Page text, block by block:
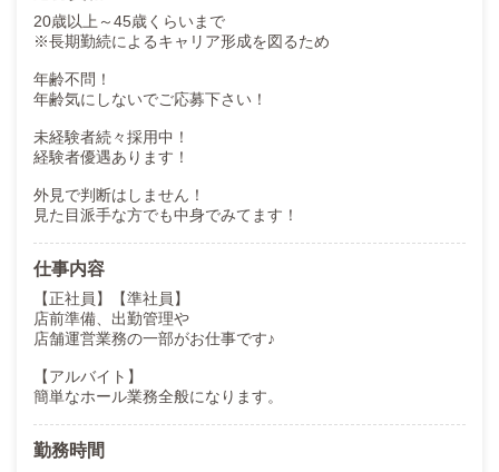
20歳以上～45歳くらいまで
※長期勤続によるキャリア形成を図るため
年齢不問！
年齢気にしないでご応募下さい！
未経験者続々採用中！
経験者優遇あります！
外見で判断はしません！
見た目派手な方でも中身でみてます！
仕事内容
【正社員】【準社員】
店前準備、出勤管理や
店舗運営業務の一部がお仕事です♪
【アルバイト】
簡単なホール業務全般になります。
勤務時間